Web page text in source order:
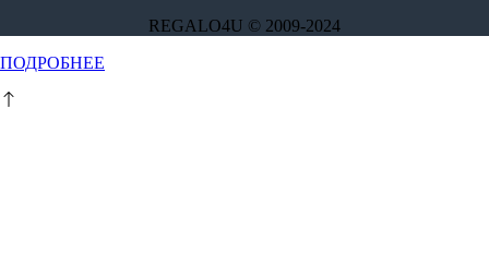
REGALO4U © 2009-2024
ПОДРОБНЕЕ